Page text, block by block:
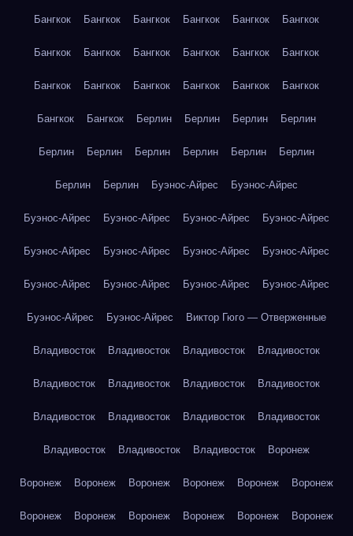
Бангкок Бангкок Бангкок Бангкок Бангкок Бангкок
Бангкок Бангкок Бангкок Бангкок Бангкок Бангкок
Бангкок Бангкок Бангкок Бангкок Бангкок Бангкок
Бангкок Бангкок Берлин Берлин Берлин Берлин
Берлин Берлин Берлин Берлин Берлин Берлин
Берлин Берлин Буэнос-Айрес Буэнос-Айрес
Буэнос-Айрес Буэнос-Айрес Буэнос-Айрес Буэнос-Айрес
Буэнос-Айрес Буэнос-Айрес Буэнос-Айрес Буэнос-Айрес
Буэнос-Айрес Буэнос-Айрес Буэнос-Айрес Буэнос-Айрес
Буэнос-Айрес Буэнос-Айрес Виктор Гюго — Отверженные
Владивосток Владивосток Владивосток Владивосток
Владивосток Владивосток Владивосток Владивосток
Владивосток Владивосток Владивосток Владивосток
Владивосток Владивосток Владивосток Воронеж
Воронеж Воронеж Воронеж Воронеж Воронеж Воронеж
Воронеж Воронеж Воронеж Воронеж Воронеж Воронеж